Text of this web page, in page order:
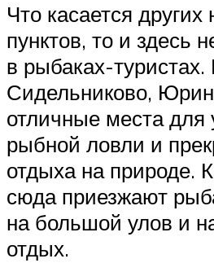
Что касается
пунктов, то и здесь
в рыбаках-
Сидельниково,
отличные места для
рыбной ловли и
отдыха на природе.
сюда приезжают
на большой улов и
отдых.